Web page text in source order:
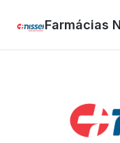
Farmácias